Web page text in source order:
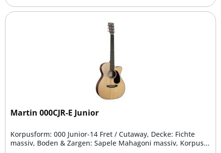
Martin 000CJR-E Junior
Korpusform: 000 Junior-14 Fret / Cutaway, Decke: Fichte
massiv, Boden & Zargen: Sapele Mahagoni massiv, Korpus...